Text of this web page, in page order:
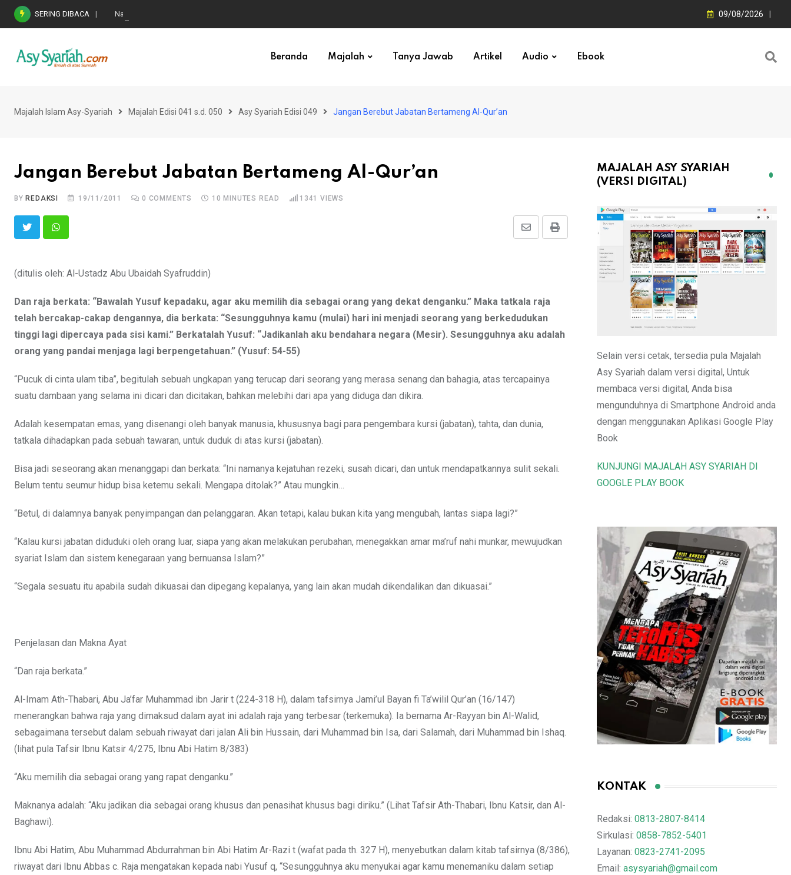
Skip
SERING DIBACA Nasihat Emas di Masa Fitnah (Ujian/Perselisihan) 09/08/2026
Beranda Majalah Tanya Jawab Artikel Audio Ebook
Majalah Islam Asy-Syariah Majalah Edisi 041 s.d. 050 Asy Syariah Edisi 049 Jangan Berebut Jabatan Bertameng Al-Qur’an
Jangan Berebut Jabatan Bertameng Al-Qur’an
BY REDAKSI 19/11/2011 0 COMMENTS 10 MINUTES READ 1341 VIEWS
Print
Share
(ditulis oleh: Al-Ustadz Abu Ubaidah Syafruddin)
Dan raja berkata: “Bawalah Yusuf kepadaku, agar aku memilih dia sebagai orang yang dekat denganku.” Maka tatkala raja
telah bercakap-cakap dengannya, dia berkata: “Sesungguhnya kamu (mulai) hari ini menjadi seorang yang berkedudukan
tinggi lagi dipercaya pada sisi kami.” Berkatalah Yusuf: “Jadikanlah aku bendahara negara (Mesir). Sesungguhnya aku adalah
orang yang pandai menjaga lagi berpengetahuan.” (Yusuf: 54-55)
“Pucuk di cinta ulam tiba”, begitulah sebuah ungkapan yang terucap dari seorang yang merasa senang dan bahagia, atas tercapainya
suatu dambaan yang selama ini dicari dan dicitakan, bahkan melebihi dari apa yang diduga dan dikira.
Adalah kesempatan emas, yang disenangi oleh banyak manusia, khususnya bagi para pengembara kursi (jabatan), tahta, dan dunia,
tatkala dihadapkan pada sebuah tawaran, untuk duduk di atas kursi (jabatan).
Bisa jadi seseorang akan menanggapi dan berkata: “Ini namanya kejatuhan rezeki, susah dicari, dan untuk mendapatkannya sulit sekali.
Belum tentu seumur hidup bisa ketemu sekali. Mengapa ditolak?” Atau mungkin…
“Betul, di dalamnya banyak penyimpangan dan pelanggaran. Akan tetapi, kalau bukan kita yang mengubah, lantas siapa lagi?”
“Kalau kursi jabatan diduduki oleh orang luar, siapa yang akan melakukan perubahan, menegakkan amar ma’ruf nahi munkar, mewujudkan
syariat Islam dan sistem kenegaraan yang bernuansa Islam?”
“Segala sesuatu itu apabila sudah dikuasai dan dipegang kepalanya, yang lain akan mudah dikendalikan dan dikuasai.”
Penjelasan dan Makna Ayat
“Dan raja berkata.”
Al-Imam Ath-Thabari, Abu Ja’far Muhammad ibn Jarir t (224-318 H), dalam tafsirnya Jami’ul Bayan fi Ta’wilil Qur’an (16/147)
menerangkan bahwa raja yang dimaksud dalam ayat ini adalah raja yang terbesar (terkemuka). Ia bernama Ar-Rayyan bin Al-Walid,
sebagaimana tersebut dalam sebuah riwayat dari jalan Ali bin Hussain, dari Muhammad bin Isa, dari Salamah, dari Muhammad bin Ishaq.
(lihat pula Tafsir Ibnu Katsir 4/275, Ibnu Abi Hatim 8/383)
“Aku memilih dia sebagai orang yang rapat denganku.”
Maknanya adalah: “Aku jadikan dia sebagai orang khusus dan penasihat khusus bagi diriku.” (Lihat Tafsir Ath-Thabari, Ibnu Katsir, dan Al-
Baghawi).
Ibnu Abi Hatim, Abu Muhammad Abdurrahman bin Abi Hatim Ar-Razi t (wafat pada th. 327 H), menyebutkan dalam kitab tafsirnya (8/386),
riwayat dari Ibnu Abbas c. Raja mengatakan kepada nabi Yusuf q, “Sesungguhnya aku menyukai agar kamu menemaniku dalam setiap
MAJALAH ASY SYARIAH
(VERSI DIGITAL)
Selain versi cetak, tersedia pula Majalah
Asy Syariah dalam versi digital, Untuk
membaca versi digital, Anda bisa
mengunduhnya di Smartphone Android anda
dengan menggunakan Aplikasi Google Play
Book
KUNJUNGI MAJALAH ASY SYARIAH DI
GOOGLE PLAY BOOK
KONTAK
Redaksi: 0813-2807-8414
Sirkulasi: 0858-7852-5401
Layanan: 0823-2741-2095
Email: asysyariah@gmail.com